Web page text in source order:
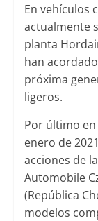
En vehículos
actualmente
planta
han
próxima
ligeros.
Por último
enero de
acciones de
Automobile
(República
modelos